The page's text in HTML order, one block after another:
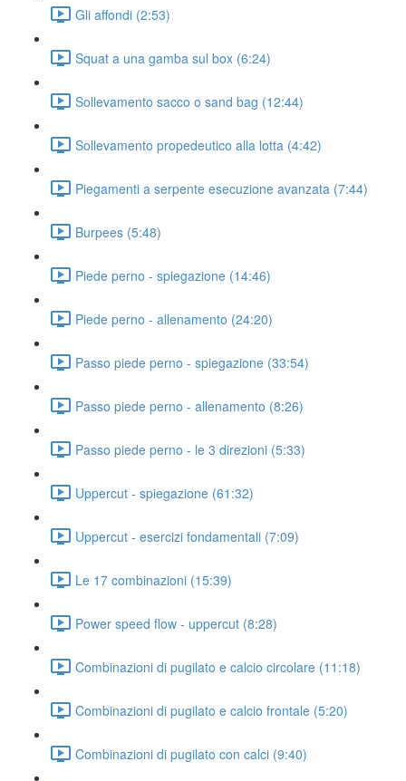
Gli affondi (2:53)
Squat a una gamba sul box (6:24)
Sollevamento sacco o sand bag (12:44)
Sollevamento propedeutico alla lotta (4:42)
Piegamenti a serpente esecuzione avanzata (7:44)
Burpees (5:48)
Piede perno - spiegazione (14:46)
Piede perno - allenamento (24:20)
Passo piede perno - spiegazione (33:54)
Passo piede perno - allenamento (8:26)
Passo piede perno - le 3 direzioni (5:33)
Uppercut - spiegazione (61:32)
Uppercut - esercizi fondamentali (7:09)
Le 17 combinazioni (15:39)
Power speed flow - uppercut (8:28)
Combinazioni di pugilato e calcio circolare (11:18)
Combinazioni di pugilato e calcio frontale (5:20)
Combinazioni di pugilato con calci (9:40)